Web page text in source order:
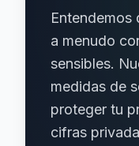
Entendemos
a menudo
sensibles.
medidas de
proteger tu
cifras